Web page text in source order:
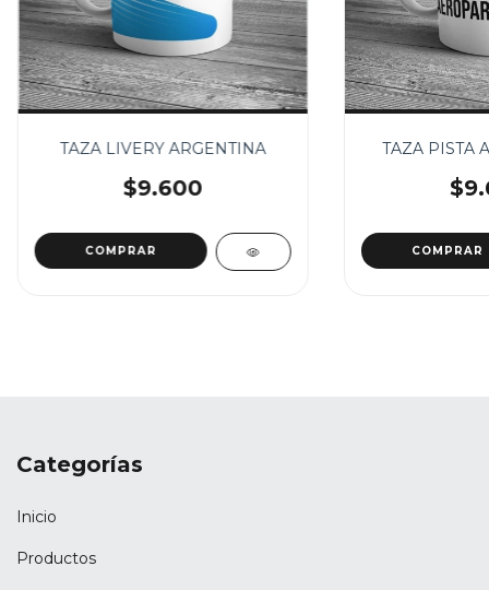
TAZA LIVERY ARGENTINA
$9.600
TAZA PISTA
Categorías
Inicio
Productos